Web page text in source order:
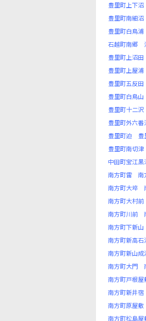
豊里町上下沼
豊里町南細沼
豊里町白鳥浦
石越町南郷
豊里町上沼田
豊里町上屋浦
豊里町五反田
豊里町白鳥山
豊里町十二沢
豊里町外六番
豊里町迫
豊
豊里町南切津
中田町宝江黒
南方町雷
南
南方町大埣
南方町大村前
南方町川前
南方町下新山
南方町新高石
南方町新山成
南方町大門
南方町戸根屋
南方町新井宿
南方町原屋敷
南方町松島屋